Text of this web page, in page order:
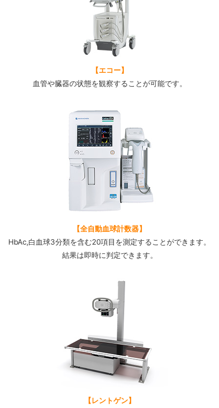
【エコー】
血管や臓器の状態を観察することが可能です。
【全自動血球計数器】
HbAc,白血球3分類を含む20項目を測定することができます。
結果は即時に判定できます。
【レントゲン】